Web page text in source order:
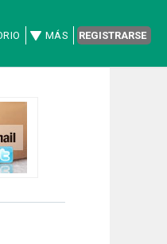
MÁS REGISTRARSE